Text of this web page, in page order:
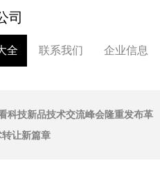
司
全 联系我们 企业信息
科技新品技术交流峰会隆重发布革
让新篇章